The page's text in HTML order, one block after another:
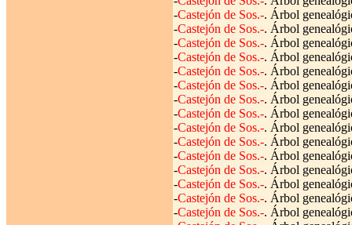
-Castejón de Sos.-. Árbol
-Castejón de Sos.-. Árbol
-Castejón de Sos.-. Árbol
-Castejón de Sos.-. Árbol
-Castejón de Sos.-. Árbol
-Castejón de Sos.-. Árbol
-Castejón de Sos.-. Árbol
-Castejón de Sos.-. Árbol
-Castejón de Sos.-. Árbol
-Castejón de Sos.-. Árbol
-Castejón de Sos.-. Árbol
-Castejón de Sos.-. Árbol
-Castejón de Sos.-. Árbol
-Castejón de Sos.-. Árbol
-Castejón de Sos.-. Árbol